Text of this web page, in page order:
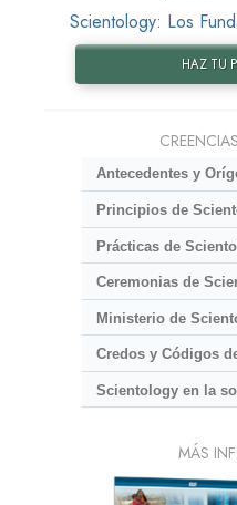
Scientology: Los
HAZ TU
Antecedentes y
Principios de
Prácticas de
Ceremonias de
Ministerio de
Credos y Códigos
Scientology en la
MÁS